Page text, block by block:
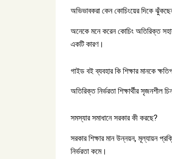
অভিভাবকরা কেন কোচিংয়ের দিকে
অনেকে মনে করেন কোচিং অতিরিক্ত
একটি কারণ।
গাইড বই ব্যবহার কি শিক্ষার মানকে
অতিরিক্ত নির্ভরতা শিক্ষার্থীর সৃজনশীল
সমস্যার সমাধানে সরকার কী করছে?
সরকার শিক্ষার মান উন্নয়ন, মূল্যায়ন
নির্ভরতা কমে।